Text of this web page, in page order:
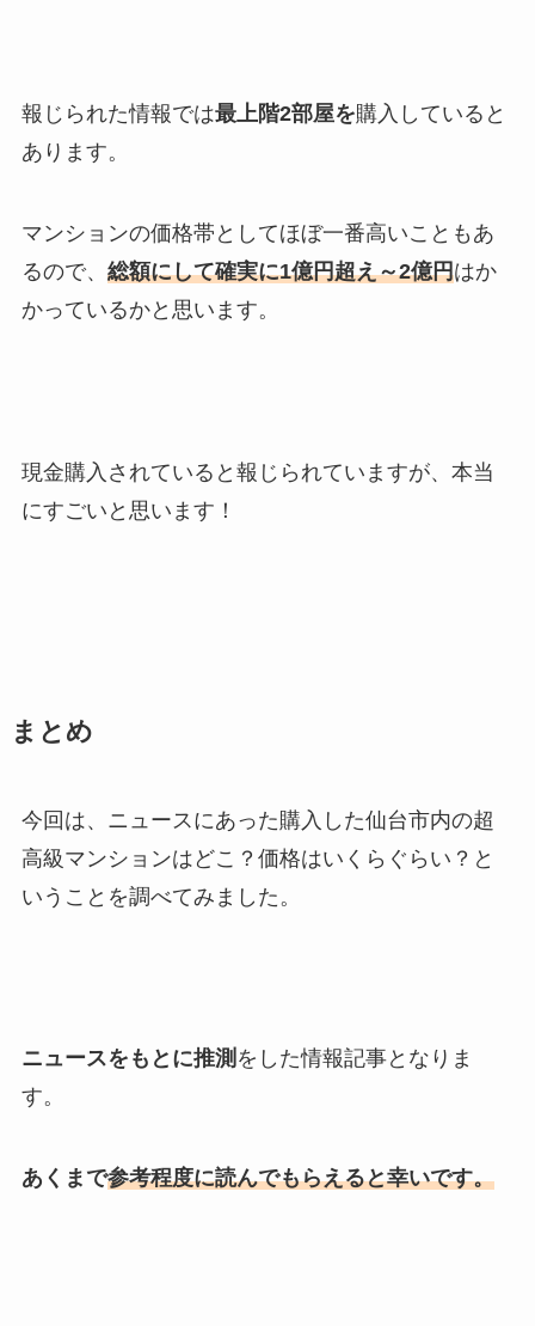
報じられた情報では最上階2部屋を購入していると
あります。
マンションの価格帯としてほぼ一番高いこともあ
るので、 総額にして確実に1億円超え～2億円はか
かっているかと思います。
現金購入されていると報じられていますが、本当
にすごいと思います！
まとめ
今回は、ニュースにあった購入した仙台市内の超
高級マンションはどこ？価格はいくらぐらい？と
いうことを調べてみました。
ニュースをもとに推測 をした情報記事となりま
す。
あくまで参考程度に読んでもらえると幸いです。